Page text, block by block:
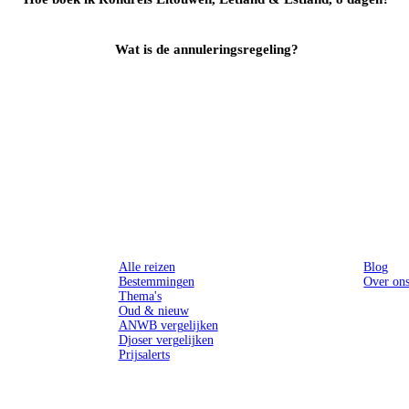
Wat is de annuleringsregeling?
Alle reizen
Bestemmingen
Thema's
Oud & nieuw
ANWB vergelijken
Djoser vergelijken
Prijsalerts
Blog
Over ons